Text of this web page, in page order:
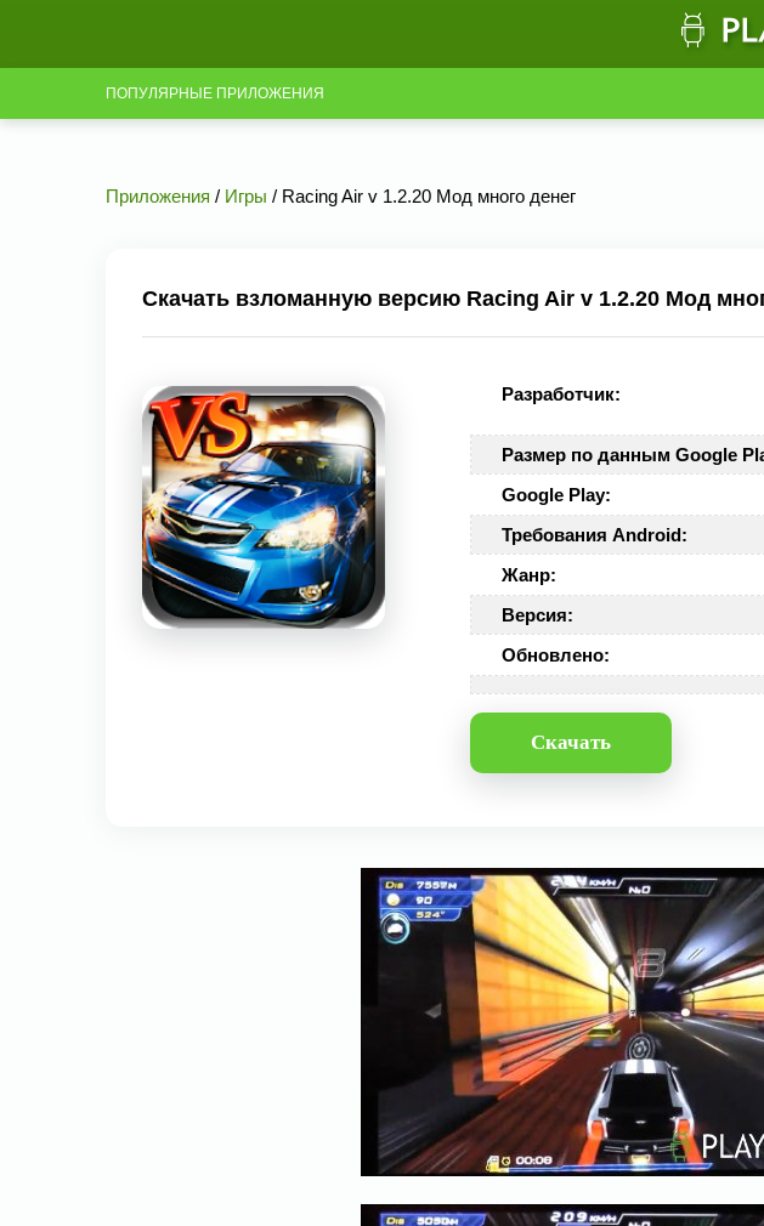
ПОПУЛЯРНЫЕ ПРИЛОЖЕНИЯ
Приложения / Игры / Racing Air v 1.2.20 Мод много денег
Скачать взломанную версию Racing Air v 1.2.20 Мод
Разработчик:
Размер по данным Google
Google Play:
Требования Android:
Жанр:
Версия:
Обновлено:
Скачать